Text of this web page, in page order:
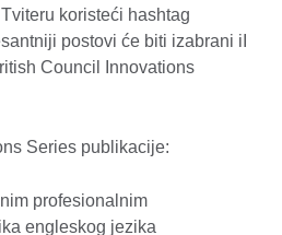
koristeći hashtag
postovi će biti izabrani iI
Council Innovations
Series publikacije:
profesionalnim
engleskog jezika